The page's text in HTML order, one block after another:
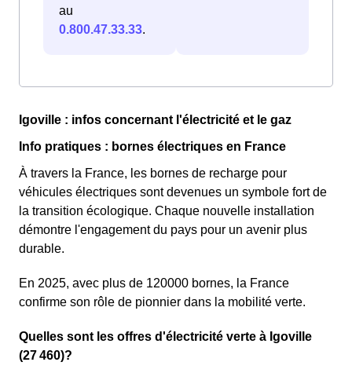
au
0.800.47.33.33.
Igoville : infos concernant l'électricité et le gaz
Info pratiques : bornes électriques en France
À travers la France, les bornes de recharge pour
véhicules électriques sont devenues un symbole fort de
la transition écologique. Chaque nouvelle installation
démontre l'engagement du pays pour un avenir plus
durable.
En 2025, avec plus de 120000 bornes, la France
confirme son rôle de pionnier dans la mobilité verte.
Quelles sont les offres d'électricité verte à Igoville
(27 460)?